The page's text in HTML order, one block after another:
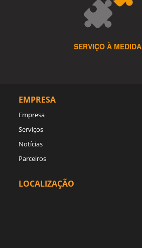
SERVIÇO À MEDIDA
EMPRESA
Empresa
Serviços
Notícias
Parceiros
LOCALIZAÇÃO